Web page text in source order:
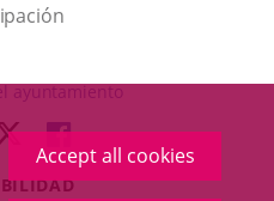
Accept all cookies
open
a
up
window.
ayuntamiento
LINK
TO
EXTERNAL
LINK
TO
EXTERNAL